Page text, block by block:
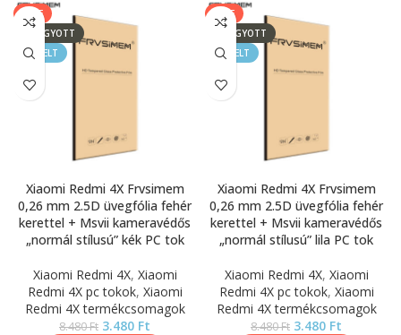
SALE
ELFOGYOTT
KIEMELT
Xiaomi Redmi 4X Frvsimem
0,26 mm 2.5D üvegfólia fehér
kerettel + Msvii kameravédős
„normál stílusú” kék PC tok
Xiaomi Redmi 4X, Xiaomi
Redmi 4X pc tokok, Xiaomi
Redmi 4X termékcsomagok
8.480Ft 3.480 Ft
SALE
ELFOGYOTT
KIEMELT
Xiaomi Redmi 4X Frvsimem
0,26 mm 2.5D üvegfólia fehér
kerettel + Msvii kameravédős
„normál stílusú” lila PC tok
Xiaomi Redmi 4X, Xiaomi
Redmi 4X pc tokok, Xiaomi
Redmi 4X termékcsomagok
8.480Ft 3.480 Ft